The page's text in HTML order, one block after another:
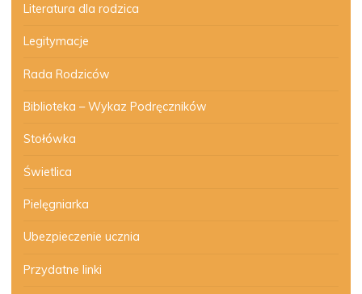
Literatura dla rodzica
Legitymacje
Rada Rodziców
Biblioteka – Wykaz Podręczników
Stołówka
Świetlica
Pielęgniarka
Ubezpieczenie ucznia
Przydatne linki